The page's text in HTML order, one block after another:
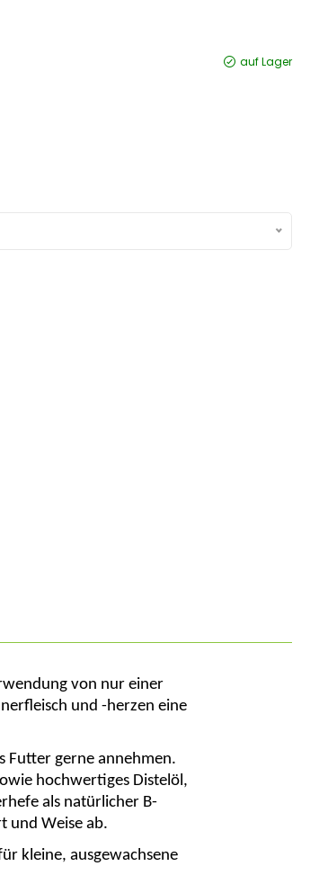
auf Lager
von nur einer
und -herzen eine
Futter gerne annehmen.
hochwertiges Distelöl,
als natürlicher B-
und Weise ab.
kleine, ausgewachsene